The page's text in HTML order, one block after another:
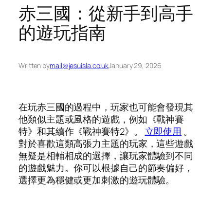
赤三國：從新手到高手
的遊玩指南
Written bymail@jesuisla.co.ukJanuary 29, 2026
在玩赤三國的過程中，玩家也可能會發現其
他類似主題或風格的遊戲，例如《戰神賽
特》和其續作《戰神賽特2》。 立即使用 。
對於喜歡這類高張力主題的玩家，這些遊戲
無疑是相輔相成的選擇，讓玩家體驗到不同
的遊戲魅力。你可以根據自己的節奏偏好，
選擇更為穩健或更加刺激的遊玩體驗。